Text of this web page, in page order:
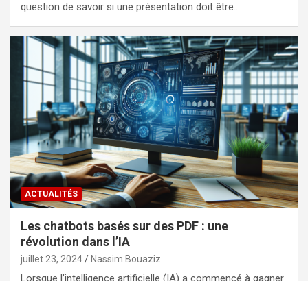
question de savoir si une présentation doit être…
ACTUALITÉS
Les chatbots basés sur des PDF : une
révolution dans l’IA
juillet 23, 2024 Nassim Bouaziz
Lorsque l’intelligence artificielle (IA) a commencé à gagner